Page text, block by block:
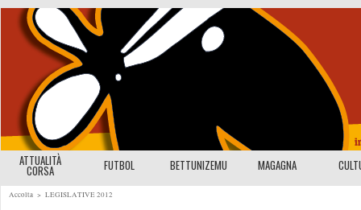
ATTUALITÀ
CORSA FUTBOL BETTUNIZEMU MAGAGNA
Accolta > LEGISLATIVE 2012